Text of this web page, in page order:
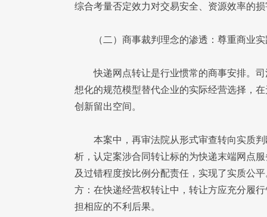
综合考量否定效力对交易安全、资源效率的
（二）商事裁判理念的渗透：尊重商业
快递网点转让是行业惯常的商事安排。
想化的规范模型替代企业的实际经营选择，
创新留出空间。
本案中，再审法院从形式审查转向实质
析，认定案涉合同转让标的为快递末端网点
及过错程度按比例分配责任，实现了实质公
方：在快递经营权转让中，转让方应充分履
担相应的不利后果。